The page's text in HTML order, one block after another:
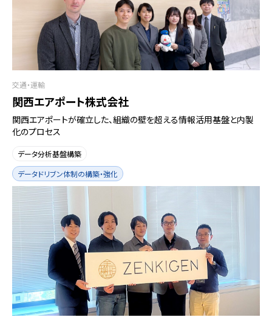
交通・運輸
関西エアポート株式会社
関西エアポートが確立した、組織の壁を超える情報活用基盤と内製
化のプロセス
データ分析基盤構築
データドリブン体制の構築・強化